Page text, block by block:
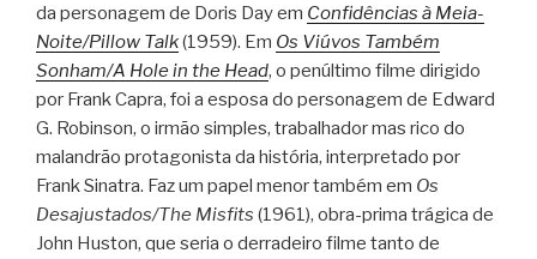
da personagem de Doris Day em Confidências à Meia-
Noite/Pillow Talk(1959). Em Os Viúvos Também
Sonham/A Hole in the Head, o penúltimo filme dirigido
por Frank Capra, foi a esposa do personagem de Edward
G. Robinson, o irmão simples, trabalhador mas rico do
malandrão protagonista da história, interpretado por
Frank Sinatra. Faz um papel menor também em Os
Desajustados/The Misfits (1961), obra-prima trágica de
John Huston, que seria o derradeiro filme tanto de